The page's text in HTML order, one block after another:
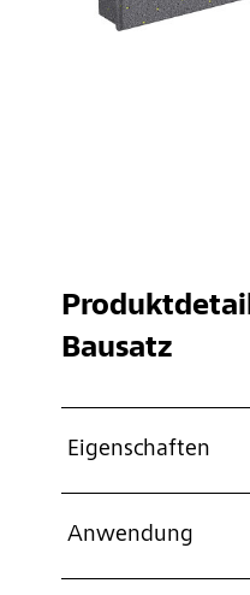
Bausatz
Eigenschaften
Anwendung